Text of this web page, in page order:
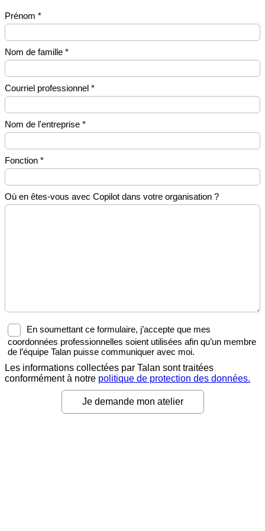
Prénom *
Nom de famille *
Courriel professionnel *
Nom de l'entreprise *
Fonction *
Où en êtes-vous avec Copilot dans votre organisation ?
En soumettant ce formulaire, j’accepte que mes
coordonnées professionnelles soient utilisées afin qu’un membre
de l’équipe Talan puisse communiquer avec moi.
Les informations collectées par Talan sont traitées
conformément à notre politique de protection des données.